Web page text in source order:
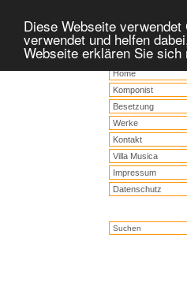
Diese Webseite
verwendet und helfen
Webseite erklären Sie
Home
Komponist
Besetzung
Werke
Kontakt
Villa Musica
Impressum
Datenschutz